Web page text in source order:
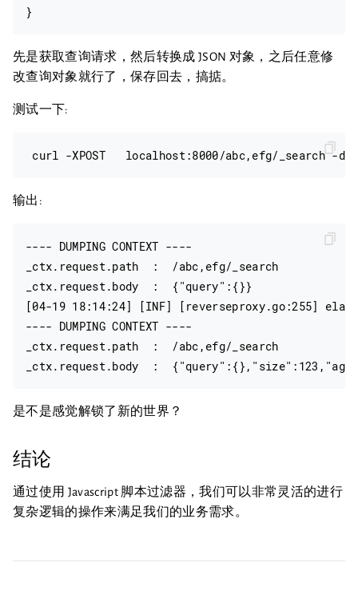
先是获取查询请求，然后转换成 JSON 对象，之后任意修
改查询对象就行了，保存回去，搞掂。
测试一下:
输出:
---- DUMPING CONTEXT ----
_ctx.request.path  :  /abc,efg/_search
_ctx.request.body  :  {"query":{}}
[04-19 18:14:24] [INF] [reverseproxy.go:255]
---- DUMPING CONTEXT ----
_ctx.request.path  :  /abc,efg/_search
是不是感觉解锁了新的世界？
结论
通过使用 Javascript 脚本过滤器，我们可以非常灵活的进行
复杂逻辑的操作来满足我们的业务需求。